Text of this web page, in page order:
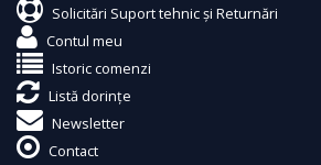
Solicitări Suport tehnic și Returnări
Contul meu
Istoric comenzi
Listă dorințe
Newsletter
Contact